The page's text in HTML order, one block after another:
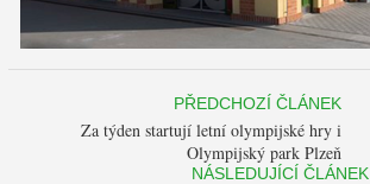
PŘEDCHOZÍ ČLÁNEK
Za týden startují letní olympijské hry i
Olympijský park Plzeň
NÁSLEDUJÍCÍ ČLÁNEK